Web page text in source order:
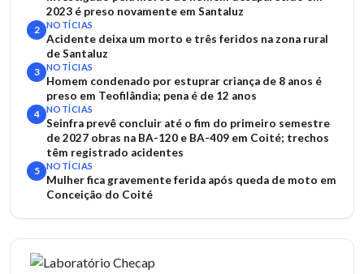
2023 é preso novamente em Santaluz
2 NOTÍCIAS
Acidente deixa um morto e três feridos na zona rural
de Santaluz
3 NOTÍCIAS
Homem condenado por estuprar criança de 8 anos é
preso em Teofilândia; pena é de 12 anos
4 NOTÍCIAS
Seinfra prevê concluir até o fim do primeiro semestre
de 2027 obras na BA-120 e BA-409 em Coité; trechos
têm registrado acidentes
5 NOTÍCIAS
Mulher fica gravemente ferida após queda de moto em
Conceição do Coité